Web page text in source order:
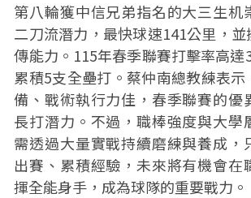
第八輪獲中信兄弟指名的大三生机
二刀流潛力，最快球速141公里，
傳能力。115年春季聯賽打擊率高達
累積5支全壘打。蔡仲南總教練表
備、戰術執行力佳，春季聯賽的優
長打潛力。不過，職棒強度與大學
需透過大量實戰持續磨練與養成，
出賽、累積經驗，未來將有機會在
揮全能身手，成為球隊的重要戰力。